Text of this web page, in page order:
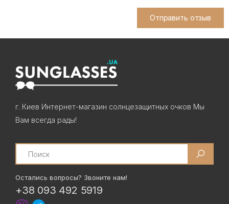
Отправить отзыв
г. Киев Интернет-магазин солнцезащитных очков Мы
Вам всегда рады!
Search
Остались вопросы? Звоните нам!
+38 093 492 5919